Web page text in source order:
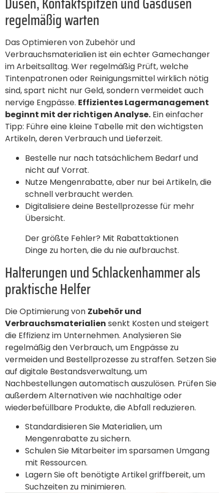
regelmäßig warten
Das Optimieren von Zubehör und
Verbrauchsmaterialien ist ein echter Gamechanger
im Arbeitsalltag. Wer regelmäßig Prüft, welche
Tintenpatronen oder Reinigungsmittel wirklich nötig
sind, spart nicht nur Geld, sondern vermeidet auch
nervige Engpässe. Effizientes Lagermanagement
beginnt mit der richtigen Analyse. Ein einfacher
Tipp: Führe eine kleine Tabelle mit den wichtigsten
Artikeln, deren Verbrauch und Lieferzeit.
Bestelle nur nach tatsächlichem Bedarf und
nicht auf Vorrat.
Nutze Mengenrabatte, aber nur bei Artikeln, die
schnell verbraucht werden.
Digitalisiere deine Bestellprozesse für mehr
Übersicht.
Der größte Fehler? Mit Rabattaktionen
Dinge zu horten, die du nie aufbrauchst.
Halterungen und Schlackenhammer als
praktische Helfer
Die Optimierung von Zubehör und
Verbrauchsmaterialien senkt Kosten und steigert
die Effizienz im Unternehmen. Analysieren Sie
regelmäßig den Verbrauch, um Engpässe zu
vermeiden und Bestellprozesse zu straffen. Setzen Sie
auf digitale Bestandsverwaltung, um
Nachbestellungen automatisch auszulösen. Prüfen Sie
außerdem Alternativen wie nachhaltige oder
wiederbefüllbare Produkte, die Abfall reduzieren.
Standardisieren Sie Materialien, um
Mengenrabatte zu sichern.
Schulen Sie Mitarbeiter im sparsamen Umgang
mit Ressourcen.
Lagern Sie oft benötigte Artikel griffbereit, um
Suchzeiten zu minimieren.